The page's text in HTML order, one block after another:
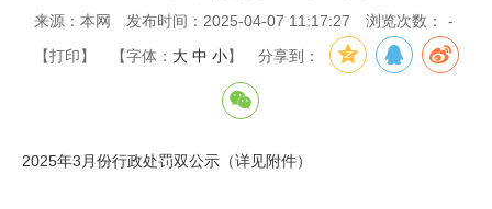
来源：本网 发布时间：2025-04-07 11:17:27 浏览次数： -
【打印】 【字体： 大 中 小】 分享到：
2025年3月份行政处罚双公示（详见附件）